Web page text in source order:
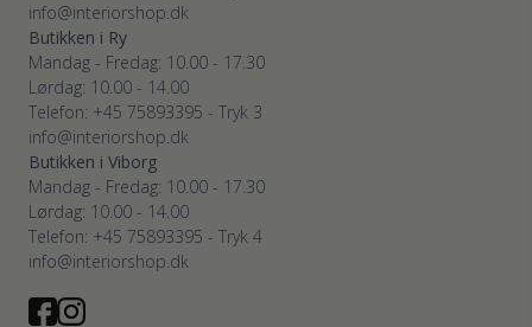
info@interiorshop.dk
Butikken i Ry
Mandag - Fredag: 10.00 - 17.30
Lørdag: 10.00 - 14.00
Telefon: +45 75893395 - Tryk 3
info@interiorshop.dk
Butikken i Viborg
Mandag - Fredag: 10.00 - 17.30
Lørdag: 10.00 - 14.00
Telefon: +45 75893395 - Tryk 4
info@interiorshop.dk